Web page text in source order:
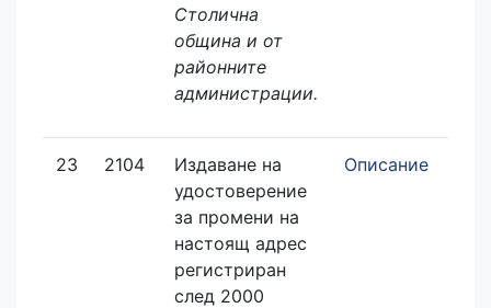
Столична
община и от
районните
администрации.
23 2104
Издаване на
удостоверение
за промени на
настоящ адрес
регистриран
след 2000
Описание